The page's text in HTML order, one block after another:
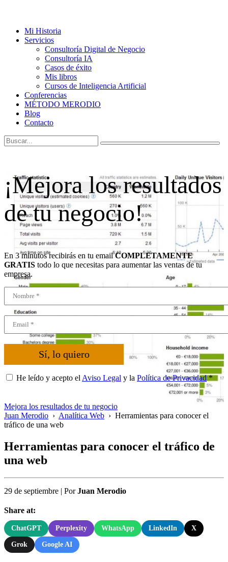
Mi Historia
Servicios
Consultoría Digital de Negocio
Consultoría IA
Casos de éxito
Mis libros
Cursos de Inteligencia Artificial
Conferencias
MÉTODO MERODIO
Blog
Contacto
¡Mejora los resultados
de tu negocio!
En 3 minutos recibirás en tu emailCOMPLETAMENTE
GRATIS todo lo que necesitas para aumentar las ventas de tu
empresa.
Sí, lo quiero
He leído y acepto el Aviso Legal y la Política de Privacidad*
Mejora los resultados de tu negocio
Juan Merodio › Analítica Web › Herramientas para conocer el
tráfico de una web
Herramientas para conocer el tráfico de
una web
29 de septiembre | PorJuan Merodio
Share at:
ChatGPT Perplexity WhatsApp LinkedIn X
Grok Google AI